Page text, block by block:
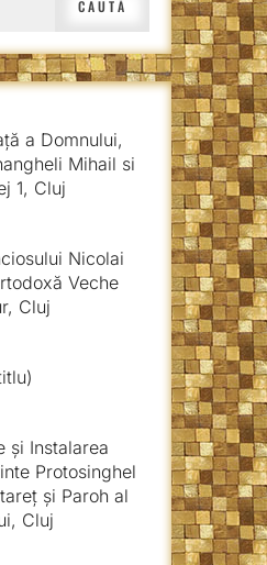
a Domnului,
Mihail si
1, Cluj
Nicolai
Veche
Cluj
și Instalarea
Protosinghel
și Paroh al
Cluj